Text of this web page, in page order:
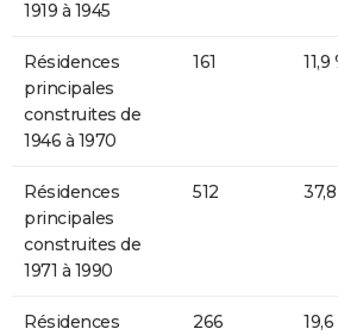
1919 à 1945
Résidences
principales
construites de
1946 à 1970
161 11,9
Résidences
principales
construites de
1971 à 1990
512
Résidences
266 19,6